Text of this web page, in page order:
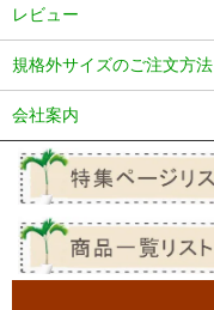
レビュー
規格外サイズのご注文方法
会社案内